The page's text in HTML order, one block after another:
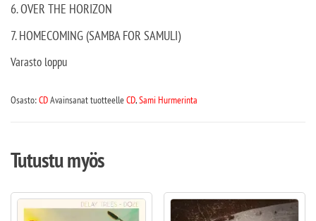
6. OVER THE HORIZON
7. HOMECOMING (SAMBA FOR SAMULI)
Varasto loppu
Osasto:CDAvainsanat tuotteelleCD,Sami Hurmerinta
Tutustu myös